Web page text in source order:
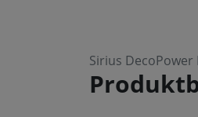
Sirius DecoPower